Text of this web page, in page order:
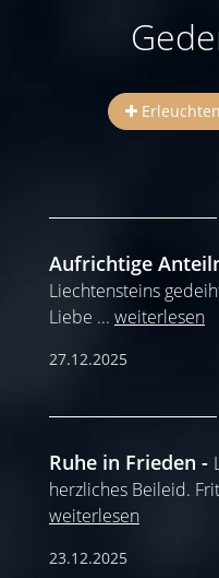
Aufrichtige
Liechtensteins
Liebe ... weiterlesen
27.12.2025
Ruhe in Frieden
herzliches Beileid.
weiterlesen
23.12.2025